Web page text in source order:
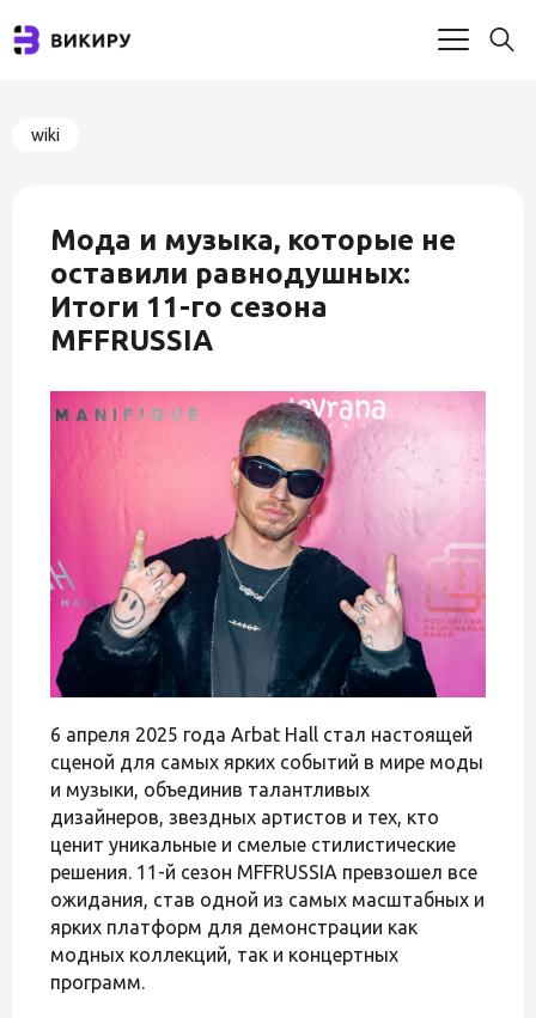
wiki
Мода и музыка, которые не
оставили равнодушных:
Итоги 11-го сезона
MFFRUSSIA
6 апреля 2025 года Arbat Hall стал настоящей
сценой для самых ярких событий в мире моды
и музыки, объединив талантливых
дизайнеров, звездных артистов и тех, кто
ценит уникальные и смелые стилистические
решения. 11-й сезон MFFRUSSIA превзошел все
ожидания, став одной из самых масштабных и
ярких платформ для демонстрации как
модных коллекций, так и концертных
программ.